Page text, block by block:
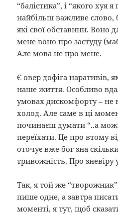
“балістика”, і “якого хуя
найбільш важливе слово,
які свої обставини. Воно
мене воно про застуду
Але мова не про мене.
Є овер дофіга наративів,
наше життя. Особливо
умовах дискомфорту – не
холод. Але саме в ці
починаєш думати “..а
переїхати. Це про втому
оточує вже бог зна
тривожність. Про зневіру
Так, я той же
пише одне, а завтра
моменті, я тут, щоб